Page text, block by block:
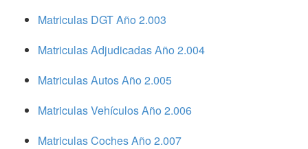
Matriculas DGT Año 2.003
Matriculas Adjudicadas Año 2.004
Matriculas Autos Año 2.005
Matriculas Vehículos Año 2.006
Matriculas Coches Año 2.007